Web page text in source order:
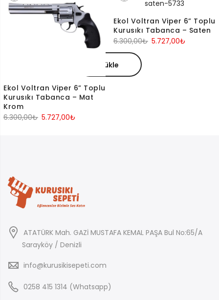
5.569,00₺.
5.727,00₺.
Ekol Voltran Viper 6” Toplu
Kurusıkı Tabanca – Mat
Krom
6.300,00₺ Orijinal
5.727,00₺
Ekol Voltran Viper 6” Toplu
Kurusıkı Tabanca – Saten
6.300,00₺ Orijinal
5.727,00₺
Yükle
ATATÜRK Mah. GAZİ MUSTAFA KEMAL PAŞA Bul No:65/A
Sarayköy / Denizli
info@kurusikisepeti.com
0258 415 1314 (Whatsapp)